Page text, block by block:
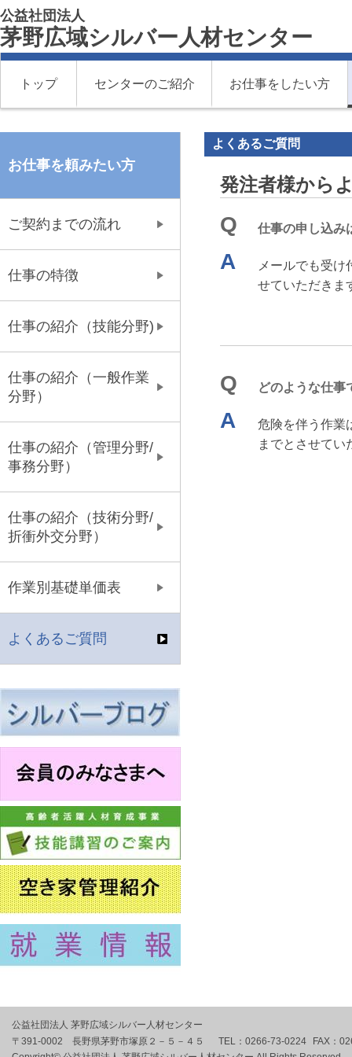
公益社団法人
茅野広域シルバー人材センター
トップ センターのご紹介 お仕事をしたい方
よくあるご質問
発注者様から
Q 仕事の申し込み
A
メールでも受
せていただきま
Q どのような仕事
A
危険を伴う作業
までとさせてい
お仕事を頼みたい方
ご契約までの流れ
仕事の特徴
仕事の紹介（技能分野)
仕事の紹介（一般作業
分野）
仕事の紹介（管理分野/
事務分野）
仕事の紹介（技術分野/
折衝外交分野）
作業別基礎単価表
よくあるご質問
公益社団法人 茅野広域シルバー人材センター
〒391-0002 長野県茅野市塚原２－５－４５
TEL： 0266-73-0224 FAX：